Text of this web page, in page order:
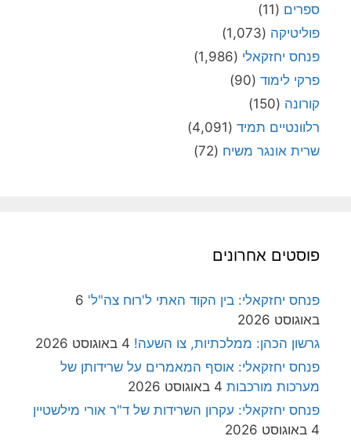
ספרים (11)
פוליטיקה (1,073)
פנחס יחזקאלי (1,986)
פרקי לימוד (90)
קורונה (150)
רלוונטיים תמיד (4,091)
שרית אונגר משיח (72)
פוסטים אחרונים
פנחס יחזקאלי: בין הקוד האתי ל'רוח צה"ל' 6
באוגוסט 2026
גרשון הכהן: ממלכתיות, צו השעה! 4 באוגוסט 2026
פנחס יחזקאלי: אוסף המאמרים על שרידותן של
מערכות מורכבות 4 באוגוסט 2026
פנחס יחזקאלי: עקרון השרידות של ד"ר אורי מילשטיין
4 באוגוסט 2026